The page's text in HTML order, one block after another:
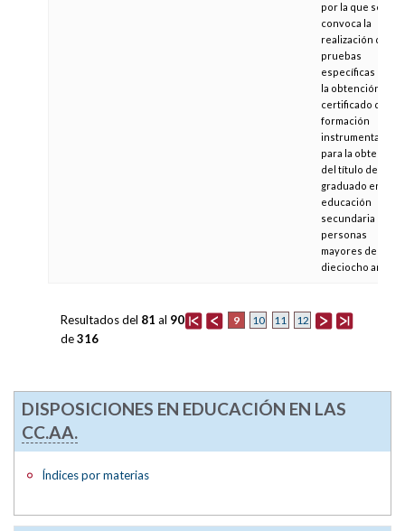
por la que se
convoca la
realización de
pruebas
específicas para
la obtención del
certificado de
formación
instrumental y
para la obtención
del título de
graduado en
educación
secundaria para
personas
mayores de
dieciocho años
9 10 11 12
Resultados del 81 al 90
de316
DISPOSICIONES EN EDUCACIÓN EN LAS
CC.AA.
Índices por materias